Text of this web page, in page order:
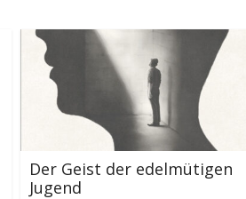
Der Geist der edelmütigen
Jugend